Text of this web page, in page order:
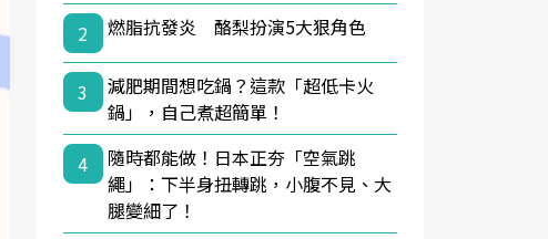
2
燃脂抗發炎 酪梨扮演5大狠角色
3
減肥期間想吃鍋？這款「超低卡火
鍋」，自己煮超簡單！
4
隨時都能做！日本正夯「空氣跳
繩」：下半身扭轉跳，小腹不見、大
腿變細了！